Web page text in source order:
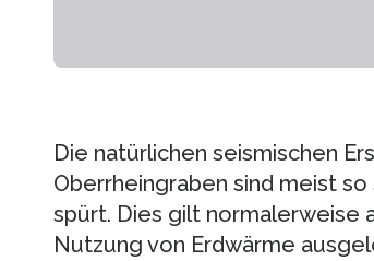
Die natürlichen seismischen
Oberrheingraben sind meist
spürt. Dies gilt normalerweise
Nutzung von Erdwärme